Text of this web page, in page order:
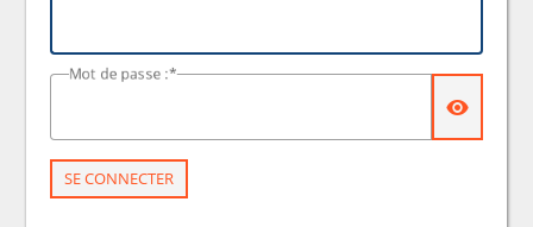
Mot de passe :
SE CONNECTER